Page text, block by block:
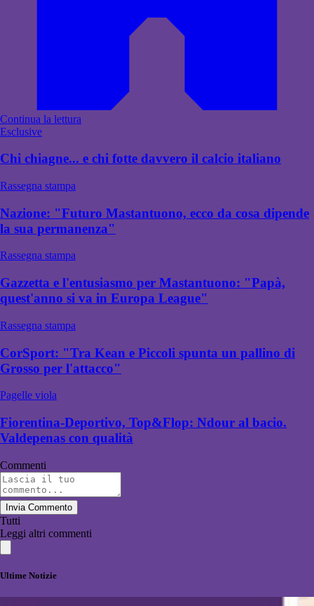
Continua la lettura
Esclusive
Chi chiagne... e chi fotte davvero il calcio italiano
Rassegna stampa
Nazione: "Futuro Mastantuono, ecco da cosa dipende
la sua permanenza"
Rassegna stampa
Gazzetta e l'entusiasmo per Mastantuono: "Papà,
quest'anno si va in Europa League"
Rassegna stampa
CorSport: "Tra Kean e Piccoli spunta un pallino di
Grosso per l'attacco"
Pagelle viola
Fiorentina-Deportivo, Top&Flop: Ndour al bacio.
Valdepenas con qualità
Commenti
Invia Commento
Tutti
Leggi altri commenti
Ultime Notizie